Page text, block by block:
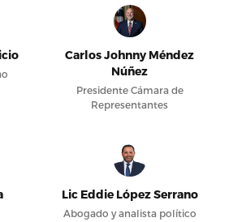
Carlos Johnny Méndez
Núñez
Presidente Cámara de
Representantes
Lic Eddie López Serrano
Abogado y analista político